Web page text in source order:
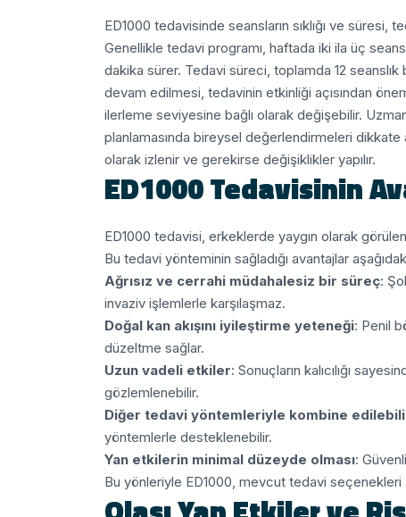
ED1000 tedavisinde seansların sıklığı ve
Genellikle tedavi programı, haftada iki ila üç
dakika sürer. Tedavi süreci, toplamda 12 seanslık
devam edilmesi, tedavinin etkinliği açısından
ilerleme seviyesine bağlı olarak değişebilir.
planlamasında bireysel değerlendirmeleri
olarak izlenir ve gerekirse değişiklikler yapılır.
ED1000 Tedavisinin
ED1000 tedavisi, erkeklerde yaygın olarak
Bu tedavi yönteminin sağladığı avantajlar
Ağrısız ve cerrahi müdahalesiz bir süreç:
invaziv işlemlerle karşılaşmaz.
Doğal kan akışını iyileştirme yeteneği: Penil
düzeltme sağlar.
Uzun vadeli etkiler: Sonuçların kalıcılığı
gözlemlenebilir.
Diğer tedavi yöntemleriyle kombine
yöntemlerle desteklenebilir.
Yan etkilerin minimal düzeyde olması:
Bu yönleriyle ED1000, mevcut tedavi seçenekleri